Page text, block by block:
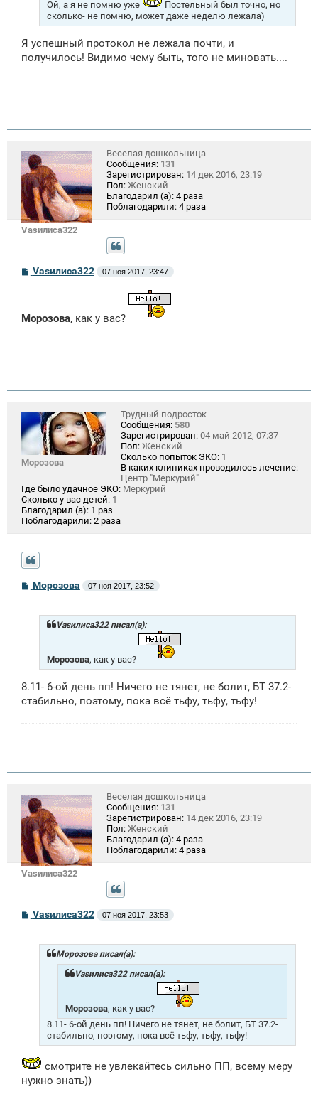
Ой, а я не помню уже
Постельный был точно, но
сколько- не помню, может даже неделю лежала)
Я успешный протокол не лежала почти, и
получилось! Видимо чему быть, того не миновать....
Vasилиса322
Веселая дошкольница
Сообщения: 131
Зарегистрирован: 14 дек 2016, 23:19
Пол: Женский
Благодарил (а): 4 раза
Поблагодарили: 4 раза
С
е
Vasилиса322 07 ноя 2017, 23:47
Морозова, как у вас?
Морозова
Трудный подросток
Сообщения: 580
Зарегистрирован: 04 май 2012, 07:37
Пол: Женский
Сколько попыток ЭКО: 1
В каких клиниках проводилось лечение:
Центр "Меркурий"
Где было удачное ЭКО: Меркурий
Сколько у вас детей: 1
Благодарил (а): 1 раз
Поблагодарили: 2 раза
СМорозова 07 ноя 2017, 23:52
Vasилиса322 писал(а):
Морозова, как у вас?
8.11- 6-ой день пп! Ничего не тянет, не болит, БТ 37.2-
стабильно, поэтому, пока всё тьфу, тьфу, тьфу!
Vasилиса322
Веселая дошкольница
Сообщения: 131
Зарегистрирован: 14 дек 2016, 23:19
Пол: Женский
Благодарил (а): 4 раза
Поблагодарили: 4 раза
СVasилиса322 07 ноя 2017, 23:53
Морозова писал(а):
Vasилиса322 писал(а):
Морозова, как у вас?
8.11- 6-ой день пп! Ничего не тянет, не болит, БТ 37.2-
стабильно, поэтому, пока всё тьфу, тьфу, тьфу!
смотрите не увлекайтесь сильно ПП, всему меру
нужно знать))